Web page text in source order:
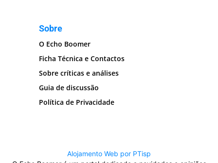
Sobre
O Echo Boomer
Ficha Técnica e Contactos
Sobre críticas e análises
Guia de discussão
Política de Privacidade
Alojamento Web por PTisp